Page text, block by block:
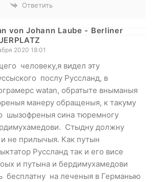
Ответить
von Johann Laube - Berliner
2020 18:01
человеку,я видел эту
послу Руссланд, в
watan, обратыте вныманыя
манеру обращеныя, к такуму
шызофреныя сина тюремногу
Стыдну должну
не прилычыя. Как путын
Руссланд так и его висе
и путына и бердимухамедови
бесплатну на леченыя в Германыю